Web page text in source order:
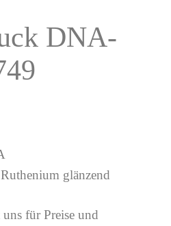
DNA-
glänzend
für Preise und